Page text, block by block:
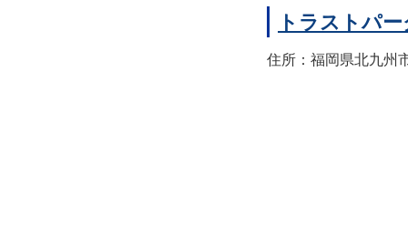
トラストパ
住所：福岡県北九州